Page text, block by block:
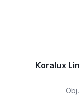
Koralux